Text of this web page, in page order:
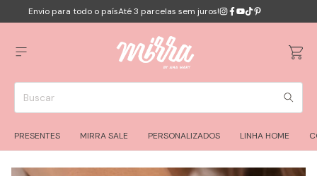
Envio para todo o paísAté 3 parcelas sem juros!
PRESENTES MIRRA SALE PERSONALIZADOS LINHA HOME